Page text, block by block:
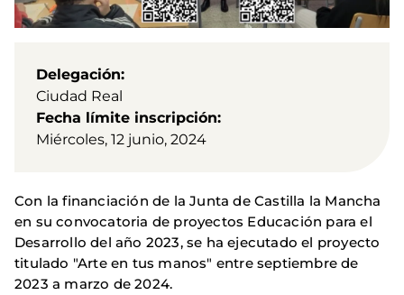
Delegación
Ciudad Real
Fecha límite inscripción
Miércoles, 12 junio, 2024
Con la financiación de la Junta de Castilla la Mancha
en su convocatoria de proyectos Educación para el
Desarrollo del año 2023, se ha ejecutado el proyecto
titulado "Arte en tus manos" entre septiembre de
2023 a marzo de 2024.